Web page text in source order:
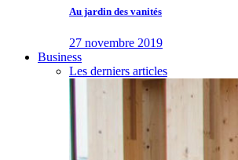
Au jardin des vanités
27 novembre 2019
Business
Les derniers articles